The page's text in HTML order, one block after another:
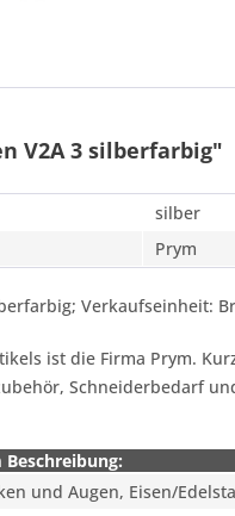
V2A 3 silberfarbig"
silber
Prym
Verkaufseinheit:
ist die Firma Prym.
Schneiderbedarf
Beschreibung:
und Augen, Eisen/